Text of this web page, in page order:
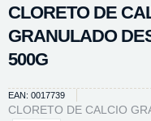
CLORETO DE
GRANULADO
500G
EAN: 0017739
CLORETO DE CALCIO